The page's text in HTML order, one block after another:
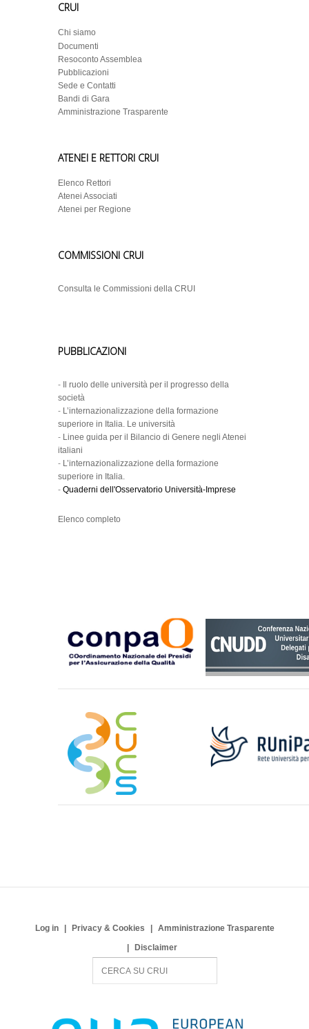
CRUI
Chi siamo
Documenti
Resoconto Assemblea
Pubblicazioni
Sede e Contatti
Bandi di Gara
Amministrazione Trasparente
ATENEI E RETTORI CRUI
Elenco Rettori
Atenei Associati
Atenei per Regione
COMMISSIONI CRUI
Consulta le Commissioni della CRUI
PUBBLICAZIONI
-
Il ruolo delle università per il progresso della
società
- L’internazionalizzazione della formazione
superiore in Italia. Le università
- Linee guida per il Bilancio di Genere negli Atenei
italiani
- L’internazionalizzazione della formazione
superiore in Italia.
- Quaderni dell'Osservatorio Università-Imprese
Elenco completo
Log in Privacy & Cookies
Amministrazione Trasparente
Disclaimer
c